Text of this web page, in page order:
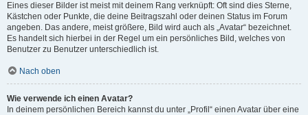
Eines dieser Bilder ist meist mit deinem Rang verknüpft: Oft sind dies Sterne,
Kästchen oder Punkte, die deine Beitragszahl oder deinen Status im Forum
angeben. Das andere, meist größere, Bild wird auch als „Avatar“ bezeichnet.
Es handelt sich hierbei in der Regel um ein persönliches Bild, welches von
Benutzer zu Benutzer unterschiedlich ist.
Nach oben
Wie verwende ich einen Avatar?
In deinem persönlichen Bereich kannst du unter „Profil“ einen Avatar über eine